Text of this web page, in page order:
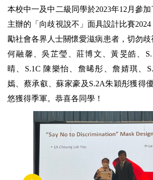
本校中一及中二級同學於2023年12月參
主辦的「向歧視說不」面具設計比賽
勵社會各界人士關懷愛滋病患者，切勿歧
何融馨、吳芷瑩、莊博文、黃旻皓、
晴、S.1C 陳樂怡、詹晞彤、詹婧琪、
嫣、蔡承叡、蘇家豪及S.2A朱穎彤獲得
悠獲得季軍。恭喜各同學！